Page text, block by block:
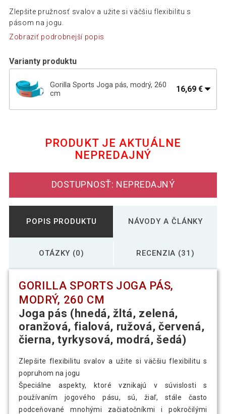
Zlepšite pružnosť svalov a užite si väčšiu flexibilitu s
pásom na jogu.
Zobraziť podrobnejší popis
Varianty produktu
Gorilla Sports Joga pás, modrý, 260
cm
16,69 €
PRODUKT JE AKTUÁLNE
NEPREDAJNÝ
DOSTUPNOSŤ: NEPREDAJNÝ
POPIS PRODUKTU NÁVODY A ČLÁNKY
OTÁZKY (0) RECENZIA (31)
GORILLA SPORTS JOGA PÁS,
MODRÝ, 260 CM
Joga pás (hnedá, žltá, zelená,
oranžová, fialová, ružová, červená,
čierna, tyrkysová, modrá, šedá)
Zlepšite flexibilitu svalov a užite si väčšiu flexibilitu s
popruhom na jogu
Špeciálne aspekty, ktoré vznikajú v súvislosti s
používaním jogového pásu, sú, žiaľ, stále často
podceňované mnohými začiatočníkmi i pokročilými